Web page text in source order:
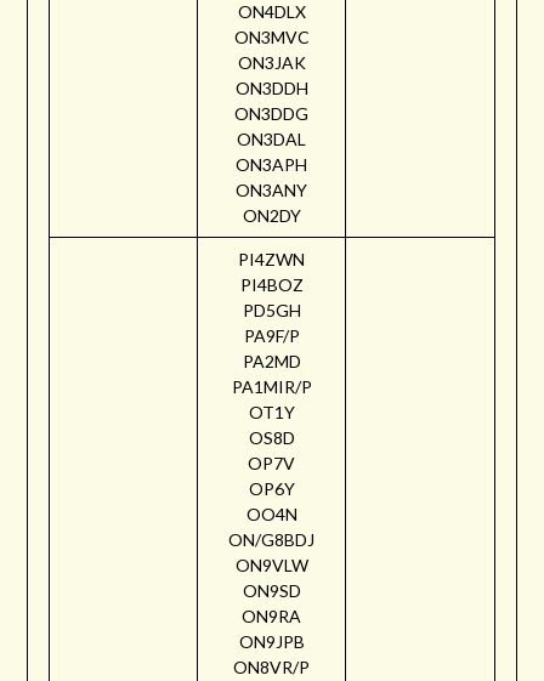
ON4DLX
ON3MVC
ON3JAK
ON3DDH
ON3DDG
ON3DAL
ON3APH
ON3ANY
ON2DY
PI4ZWN
PI4BOZ
PD5GH
PA9F/P
PA2MD
PA1MIR/P
OT1Y
OS8D
OP7V
OP6Y
OO4N
ON/G8BDJ
ON9VLW
ON9SD
ON9RA
ON9JPB
ON8VR/P